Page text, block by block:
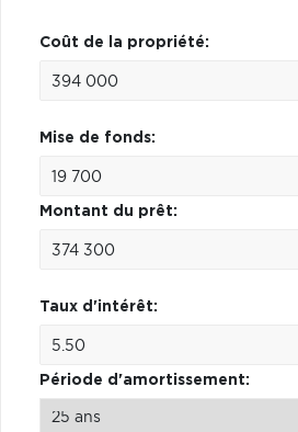
Coût de la propriété:
Mise de fonds:
Montant du prêt:
Taux d'intérêt:
Période d'amortissement: